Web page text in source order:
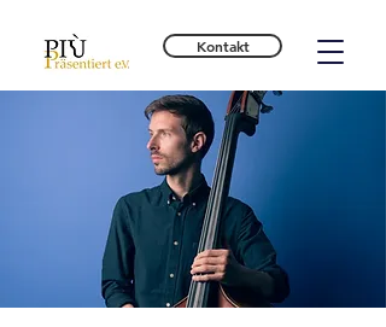
Kontakt